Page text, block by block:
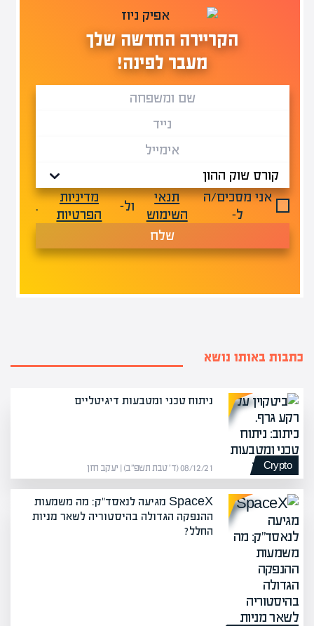
הקריירה החדשה שלך
מעבר לפינה!
אני מסכים/ה
ל-
תנאי
השימוש
ול-
מדיניות
הפרטיות
.
שלח
כתבות באותו נושא
Crypto
ניתוח טכני ומטבעות דיגיטליים
08/12/21 (ד׳ טבת תשפ״ב) | יעקב חזן
SpaceX מגיעה לנאסד"ק: מה משמעות
ההנפקה הגדולה בהיסטוריה לשאר מניות
החלל?